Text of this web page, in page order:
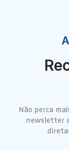
Não perca
newsletter